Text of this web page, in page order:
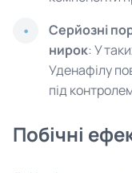
Серйозні
нирок: У
Уденафілу
під
Побічні